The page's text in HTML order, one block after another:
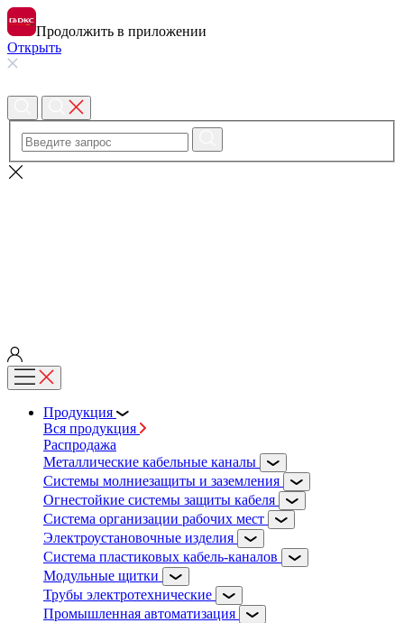
Продолжить в приложении
Открыть
Продукция
Вся продукция
Распродажа
Металлические кабельные каналы
Системы молниезащиты и заземления
Огнестойкие системы защиты кабеля
Система организации рабочих мест
Электроустановочные изделия
Система пластиковых кабель-каналов
Модульные щитки
Трубы электротехнические
Промышленная автоматизация